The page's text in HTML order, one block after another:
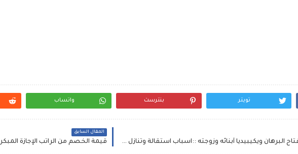
تويتر بنترست واتساب
اعرف من هو الفريق عبد الفتاح البرهان ويكيبيديا أبنائه وزوجته ::اسباب استقالة وتنازل عوض محمد أحمد بن عوف لعبد الفتاح البرهان
المقال السابق